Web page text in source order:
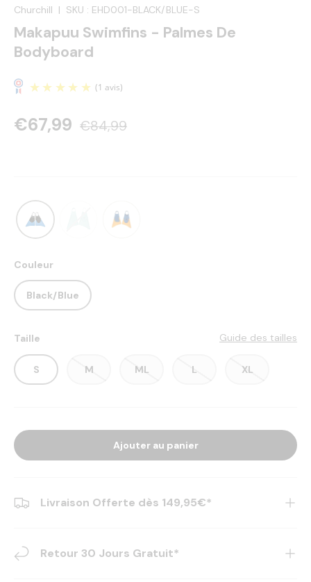
Churchill | SKU : EHD001-BLACK/BLUE-S
Makapuu Swimfins - Palmes De
Bodyboard
(1 avis)
€67,99 €84,99
Couleur
Black/Blue
Taille Guide des tailles
S M ML L XL
Ajouter au panier
Livraison Offerte dès 149,95€*
Retour 30 Jours Gratuit*